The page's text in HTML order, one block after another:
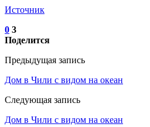
Источник
0 3
Поделится
Предыдущая запись
Дом в Чили с видом на океан
Следующая запись
Дом в Чили с видом на океан